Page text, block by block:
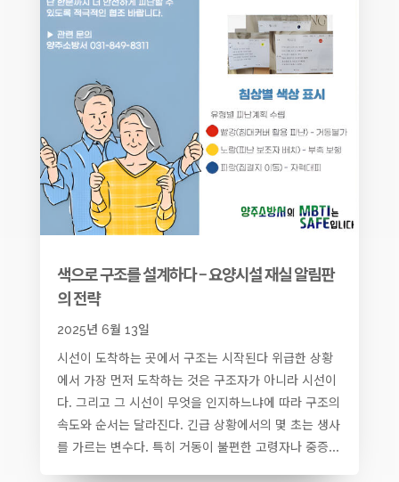
색으로 구조를 설계하다 – 요양시설 재실 알림판
의 전략
2025년 6월 13일
시선이 도착하는 곳에서 구조는 시작된다 위급한 상황
에서 가장 먼저 도착하는 것은 구조자가 아니라 시선이
다. 그리고 그 시선이 무엇을 인지하느냐에 따라 구조의
속도와 순서는 달라진다. 긴급 상황에서의 몇 초는 생사
를 가르는 변수다. 특히 거동이 불편한 고령자나 중증...